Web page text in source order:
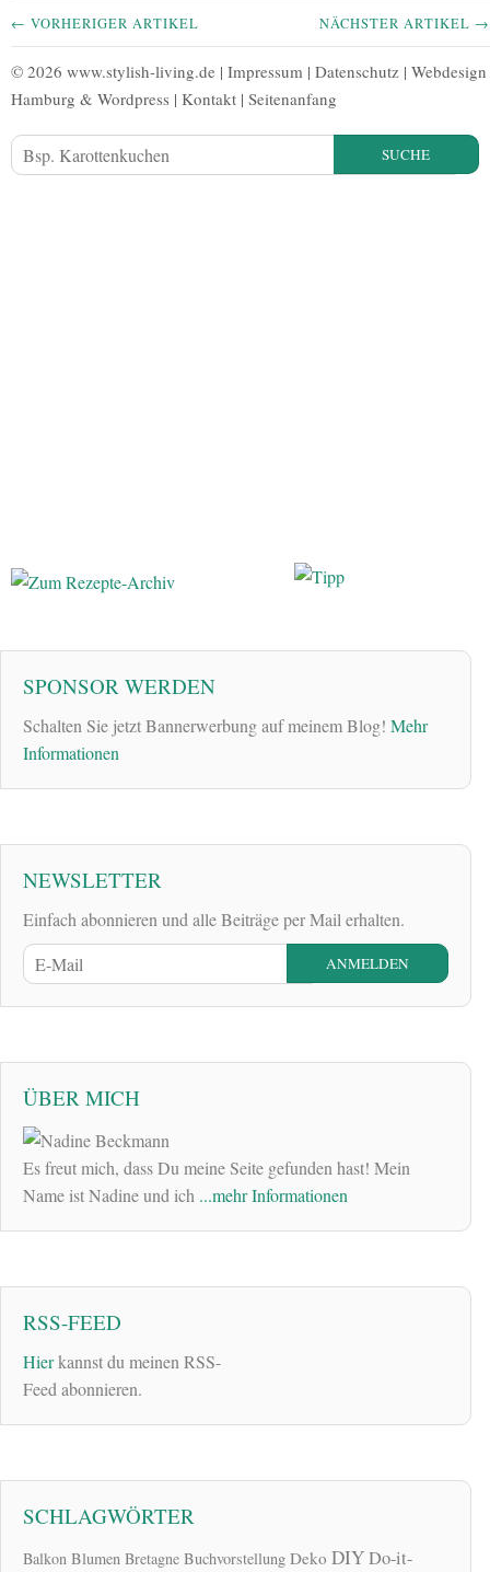
← VORHERIGER ARTIKEL NÄCHSTER ARTIKEL →
© 2026 www.stylish-living.de | Impressum | Datenschutz | Webdesign
Hamburg & Wordpress | Kontakt | Seitenanfang
SUCHE
SPONSOR WERDEN
Schalten Sie jetzt Bannerwerbung auf meinem Blog! Mehr
Informationen
NEWSLETTER
Einfach abonnieren und alle Beiträge per Mail erhalten.
ÜBER MICH
Es freut mich, dass Du meine Seite gefunden hast! Mein
Name ist Nadine und ich ...mehr Informationen
RSS-FEED
Hierkannst du meinen RSS-
Feed abonnieren.
SCHLAGWÖRTER
Balkon Blumen Bretagne Buchvorstellung Deko DIYDo-it-